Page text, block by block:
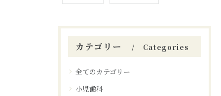
カテゴリー Categories
全てのカテゴリー
小児歯科